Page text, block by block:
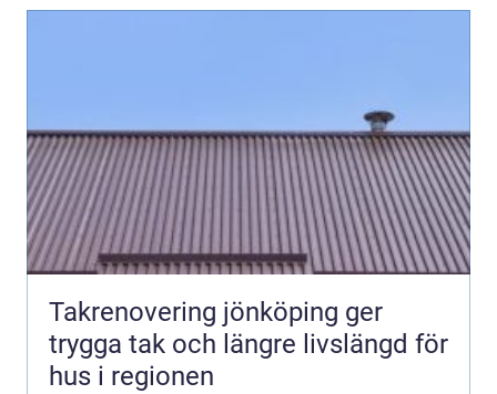
Takrenovering jönköping ger
trygga tak och längre livslängd för
hus i regionen